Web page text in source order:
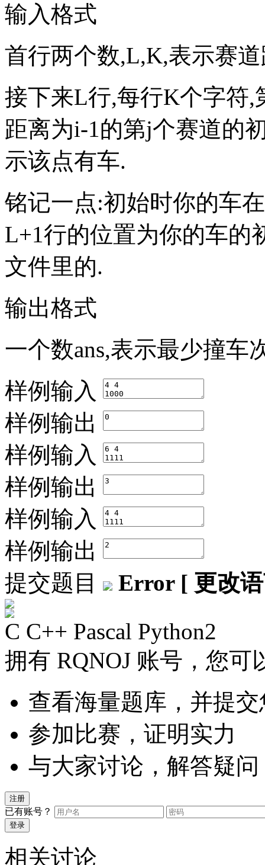
输入格式
首行两个数,L,K,表示赛
接下来L行,每行K个字符
距离为i-1的第j个赛道的
示该点有车.
铭记一点:初始时你的车
L+1行的位置为你的车的
文件里的.
输出格式
一个数ans,表示最少撞车
样例输入
样例输出
样例输入
样例输出
样例输入
样例输出
提交题目
Error [ 更改
C C++ Pascal Python2
拥有 RQNOJ 账号，您可
查看海量题库，并提
参加比赛，证明实力
与大家讨论，解答疑
注册
已有账号？
登录
相关讨论